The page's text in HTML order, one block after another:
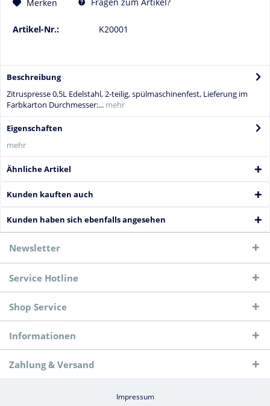
Merken
Artikel-Nr.: K20001
Beschreibung
Zitruspresse 0,5L Edelstahl, 2-teilig, spülmaschinenfest, Lieferung im
Farbkarton Durchmesser:... mehr
Eigenschaften
mehr
Ähnliche Artikel
Kunden kauften auch
Kunden haben sich ebenfalls angesehen
Newsletter
Service Hotline
Shop Service
Informationen
Zahlung & Versand
Impressum